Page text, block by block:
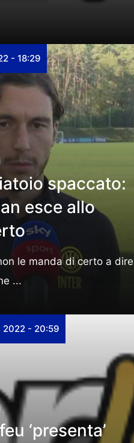
- 18:29
spaccato:
esce allo
le manda di certo a dire
...
2022 - 20:59
‘presenta’